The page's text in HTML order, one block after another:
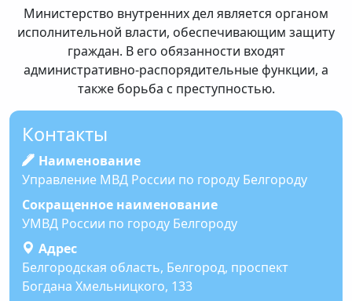
Министерство внутренних дел является органом
исполнительной власти, обеспечивающим защиту
граждан. В его обязанности входят
административно-распорядительные функции, а
также борьба с преступностью.
Контакты
Наименование
Управление МВД России по городу Белгороду
Сокращенное наименование
УМВД России по городу Белгороду
Адрес
Белгородская область, Белгород, проспект
Богдана Хмельницкого, 133